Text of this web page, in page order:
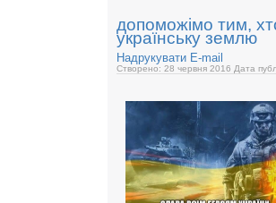
допоможімо тим,
українську землю
Надрукувати E-mail
Створено: 28 червня 2016 Дата